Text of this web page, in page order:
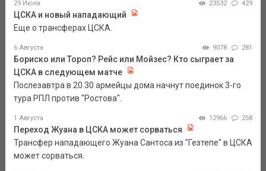
29 Июля 23532 429
ЦСКА и новый нападающий
Еще о трансферах ЦСКА.
6 Августа 9078 281
Бориско или Тороп? Рейс или Мойзес? Кто сыграет за
ЦСКА в следующем матче
Послезавтра в 20.30 армейцы дома начнут поединок 3-го
тура РПЛ против "Ростова".
1 Августа 12966 258
Переход Жуана в ЦСКА может сорваться
Трансфер нападающего Жуана Сантоса из "Гезтепе" в ЦСКА
может сорваться.